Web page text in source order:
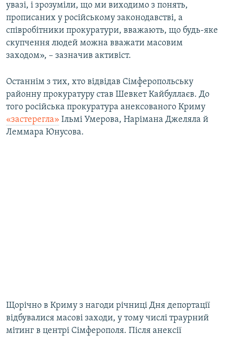
увазі, і зрозуміли, що ми виходимо з понять,
прописаних у російському законодавстві, а
співробітники прокуратури, вважають, що будь-яке
скупчення людей можна вважати масовим
заходом», – зазначив активіст.
Останнім з тих, хто відвідав Сімферопольську
районну прокуратуру став Шевкет Кайбуллаєв. До
того російська прокуратура анексованого Криму
«застерегла» Ільмі Умерова, Нарімана Джеляла й
Леммара Юнусова.
Щорічно в Криму з нагоди річниці Дня депортації
відбувалися масові заходи, у тому числі траурний
мітинг в центрі Сімферополя. Після анексії